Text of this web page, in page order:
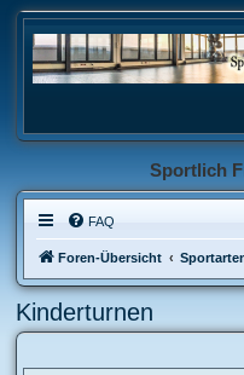
Sportlich
FAQ
Foren-Übersicht
Kinderturnen